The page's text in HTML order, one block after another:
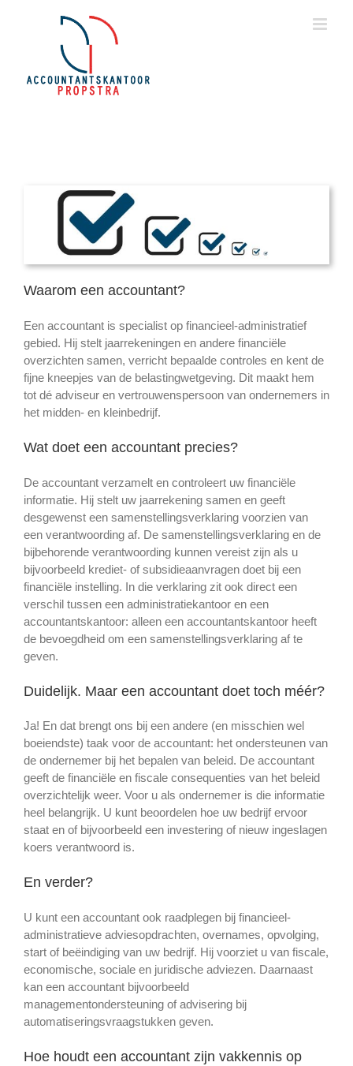
Waarom een accountant?
Een accountant is specialist op financieel-administratief
gebied. Hij stelt jaarrekeningen en andere financiële
overzichten samen, verricht bepaalde controles en kent de
fijne kneepjes van de belastingwetgeving. Dit maakt hem
tot dé adviseur en vertrouwenspersoon van ondernemers in
het midden- en kleinbedrijf.
Wat doet een accountant precies?
De accountant verzamelt en controleert uw financiële
informatie. Hij stelt uw jaarrekening samen en geeft
desgewenst een samenstellingsverklaring voorzien van
een verantwoording af. De samenstellingsverklaring en de
bijbehorende verantwoording kunnen vereist zijn als u
bijvoorbeeld krediet- of subsidieaanvragen doet bij een
financiële instelling. In die verklaring zit ook direct een
verschil tussen een administratiekantoor en een
accountantskantoor: alleen een accountantskantoor heeft
de bevoegdheid om een samenstellingsverklaring af te
geven.
Duidelijk. Maar een accountant doet toch méér?
Ja! En dat brengt ons bij een andere (en misschien wel
boeiendste) taak voor de accountant: het ondersteunen van
de ondernemer bij het bepalen van beleid. De accountant
geeft de financiële en fiscale consequenties van het beleid
overzichtelijk weer. Voor u als ondernemer is die informatie
heel belangrijk. U kunt beoordelen hoe uw bedrijf ervoor
staat en of bijvoorbeeld een investering of nieuw ingeslagen
koers verantwoord is.
En verder?
U kunt een accountant ook raadplegen bij financieel-
administratieve adviesopdrachten, overnames, opvolging,
start of beëindiging van uw bedrijf. Hij voorziet u van fiscale,
economische, sociale en juridische adviezen. Daarnaast
kan een accountant bijvoorbeeld
managementondersteuning of advisering bij
automatiseringsvraagstukken geven.
Hoe houdt een accountant zijn vakkennis op